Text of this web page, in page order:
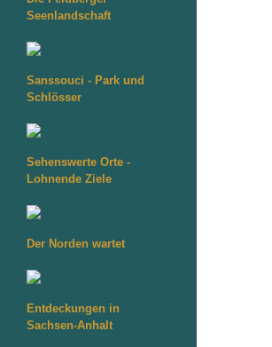
Seenlandschaft
Sanssouci - Park und
Schlösser
Sehenswerte Orte -
Lohnende Ziele
Der Norden wartet
Entdeckungen in
Sachsen-Anhalt